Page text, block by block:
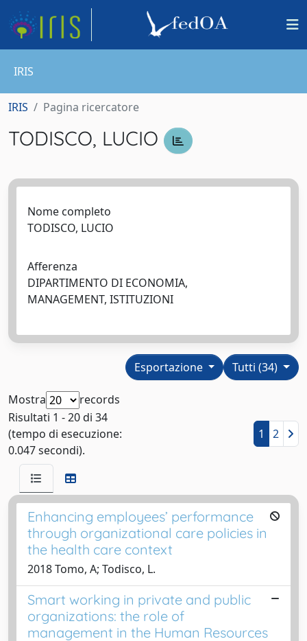
IRIS
IRIS Pagina ricercatore
TODISCO, LUCIO
Nome completo
TODISCO, LUCIO
Afferenza
DIPARTIMENTO DI ECONOMIA,
MANAGEMENT, ISTITUZIONI
Tutti (34)
Esportazione
Mostra
records
Risultati 1 - 20 di 34
(tempo di esecuzione:
0.047 secondi).
1 2
Enhancing employees’ performance
through organizational care policies in
the health care context
2018 Tomo, A; Todisco, L.
Smart working in private and public
organizations: the role of
management in the Human Resources